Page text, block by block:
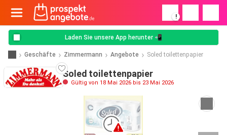
!
Laden Sie unsere App herunter 📲
Geschäfte Zimmermann Angebote Soled toilettenpapier
Soled toilettenpapier
Gültig von 18 Mai 2026 bis 23 Mai 2026